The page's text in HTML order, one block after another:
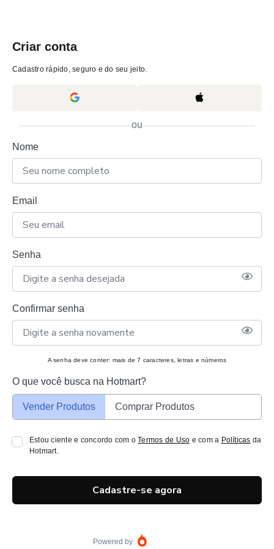
Criar conta
Cadastro rápido, seguro e do seu jeito.
ou
Nome
Email
Senha
Confirmar senha
A senha deve conter: mais de 7 caracteres, letras e números
O que você busca na Hotmart?
Vender Produtos Comprar Produtos
Estou ciente e concordo com oTermos de Uso e com a Políticas da
Hotmart.
Cadastre-se agora
Powered by